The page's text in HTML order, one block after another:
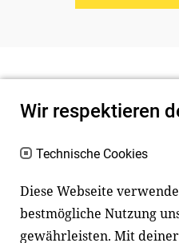
Newsletter
Wir respektieren
Technische Cookies
Diese Webseite
bestmögliche Nutzung
gewährleisten. Mit